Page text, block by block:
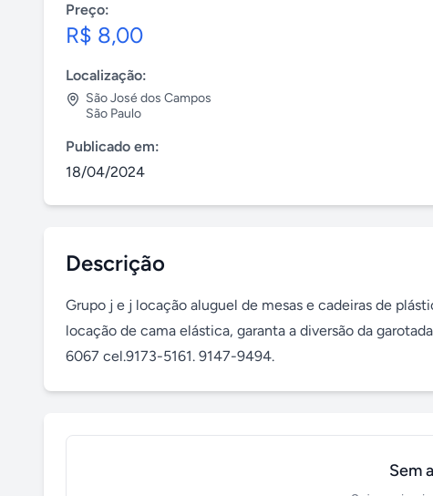
Preço:
R$ 8,00
Localização:
São José dos Campos
São Paulo
Publicado em:
18/04/2024
Descrição
Grupo j e j locação aluguel de mesas e cadeiras de
locação de cama elástica, garanta a diversão da
6067 cel.9173-5161. 9147-9494.
Sem